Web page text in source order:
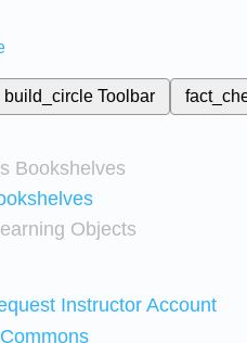
build_circleToolbar
Bookshelves
Objects
Instructor Account